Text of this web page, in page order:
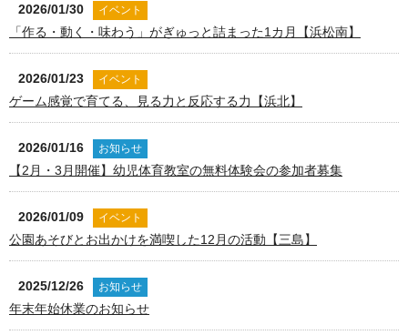
2026/01/30 イベント
「作る・動く・味わう」がぎゅっと詰まった1カ月【浜松南】
2026/01/23 イベント
ゲーム感覚で育てる、見る力と反応する力【浜北】
2026/01/16 お知らせ
【2月・3月開催】幼児体育教室の無料体験会の参加者募集
2026/01/09 イベント
公園あそびとお出かけを満喫した12月の活動【三島】
2025/12/26 お知らせ
年末年始休業のお知らせ